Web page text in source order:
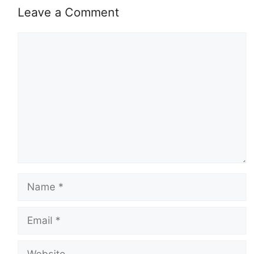
Leave a Comment
Name
Email
Website